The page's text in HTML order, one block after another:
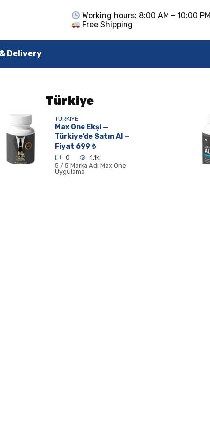
Working hours: 8:00 AM – 10:00 PM
Free Shipping
Delivery
Türkiye
TÜRKIYE
Max One Ekşi —
Türkiye’de Satın Al —
Fiyat 699 ₺
0
1.1k.
5 / 5 Marka Adı Max One
Uygulama